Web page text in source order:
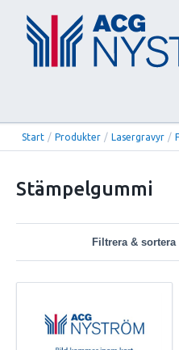
Start / Produkter / Lasergravyr /
Stämpelgummi
Filtrera & sortera